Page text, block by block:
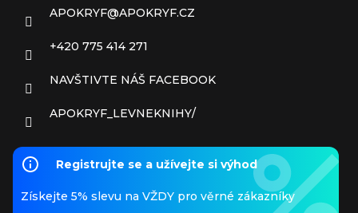
APOKRYF@APOKRYF.CZ
+420 775 414 271
NAVŠTIVTE NÁŠ FACEBOOK
APOKRYF_LEVNEKNIHY/
Registrujte se a užívejte si výhod
Získejte 5% slevu na VŽDY pro věrné zákazníky